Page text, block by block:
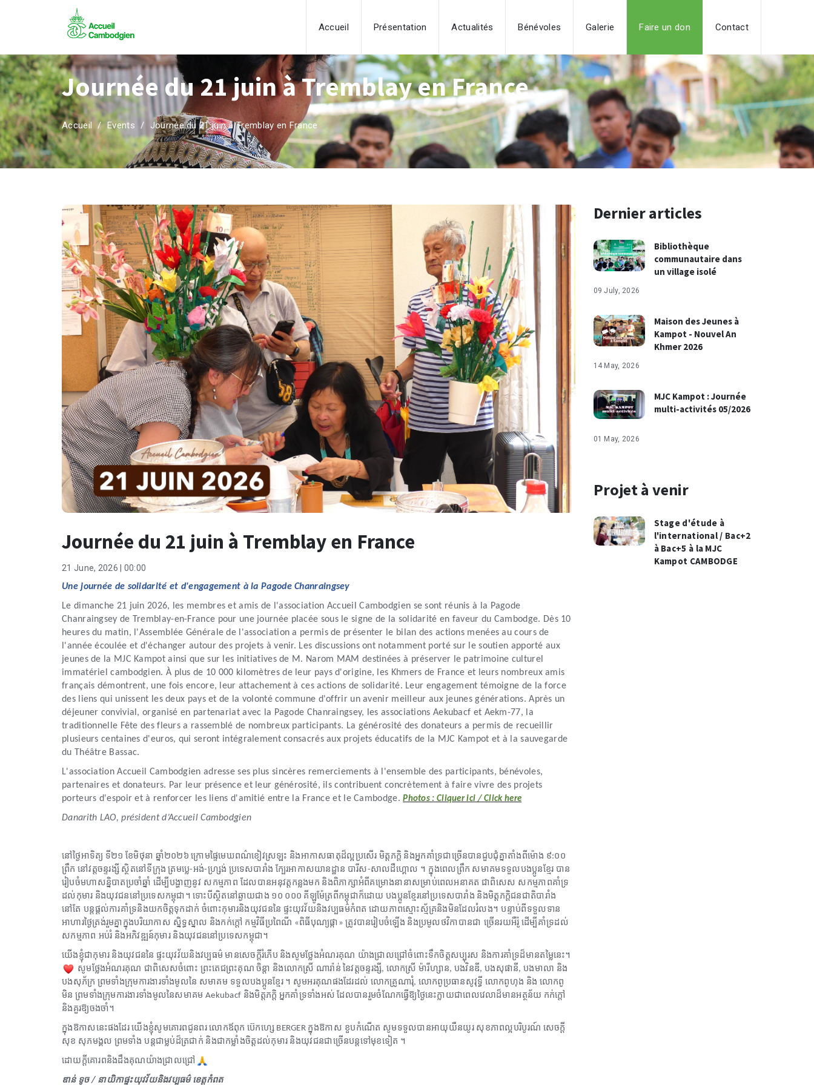
Accueil Présentation Actualités Bénévoles Galerie Faire un don Contact
Journée du 21 juin à Tremblay en France
Accueil Events Journée du 21 juin à Tremblay en France
Journée du 21 juin à Tremblay en France
21 June, 2026 | 00:00
Une journée de solidarité et d'engagement à la Pagode Chanraingsey
Le dimanche 21 juin 2026, les membres et amis de l'association Accueil Cambodgien se sont réunis à la Pagode
Chanraingsey de Tremblay-en-France pour une journée placée sous le signe de la solidarité en faveur du Cambodge. Dès 10
heures du matin, l'Assemblée Générale de l'association a permis de présenter le bilan des actions menées au cours de
l'année écoulée et d'échanger autour des projets à venir. Les discussions ont notamment porté sur le soutien apporté aux
jeunes de la MJC Kampot ainsi que sur les initiatives de M. Narom MAM destinées à préserver le patrimoine culturel
immatériel cambodgien. À plus de 10 000 kilomètres de leur pays d'origine, les Khmers de France et leurs nombreux amis
français démontrent, une fois encore, leur attachement à ces actions de solidarité. Leur engagement témoigne de la force
des liens qui unissent les deux pays et de la volonté commune d'offrir un avenir meilleur aux jeunes générations.Après un
déjeuner convivial, organisé en partenariat avec la Pagode Chanraingsey, les associations Aekubacf et Aekm-77, la
traditionnelle Fête des fleurs a rassemblé de nombreux participants. La générosité des donateurs a permis de recueillir
plusieurs centaines d'euros, qui seront intégralement consacrés aux projets éducatifs de la MJC Kampot et à la sauvegarde
du Théâtre Bassac.
L'association Accueil Cambodgien adresse ses plus sincères remerciements à l'ensemble des participants, bénévoles,
partenaires et donateurs. Par leur présence et leur générosité, ils contribuent concrètement à faire vivre des projets
porteurs d'espoir et à renforcer les liens d'amitié entre la France et le Cambodge.Photos : Cliquer ici / Click here
Danarith LAO, président d’Accueil Cambodgien
នៅថ្ងៃអាទិត្យ ទី២១ ខែមិថុនា ឆ្នាំ២០២៦ ក្រោមផ្ទៃមេឃពណ៌ខៀវស្រឡះ និងអាកាសធាតុដ៏ល្អប្រសើរ មិត្តភក្តិ និងអ្នកគាំទ្រជាច្រើនបានជួបជុំគ្នាតាំងពីម៉ោង ៩:០០
ព្រឹក នៅវត្តចន្ទរង្សី ស្ថិតនៅទីក្រុង ត្រមប្លេ-អង់-ហ្ស្រង់ ប្រទេសបារាំង ក្បែរអាកាសយានដ្ឋាន បារីស-សាលដឺហ្គោល ។ ក្នុងពេលព្រឹក សមាគមទទួលបងប្អូនខ្មែរ បាន
រៀបចំមហាសន្និបាតប្រចាំឆ្នាំ ដើម្បីបង្ហាញនូវ សកម្មភាព ដែលបានអនុវត្តកន្លងមក និងពិភាក្សាអំពីគម្រោងនានាសម្រាប់ពេលអនាគត ជាពិសេស សកម្មភាពគាំទ្រ
ដល់កុមារ និងយុវជននៅប្រទេសកម្ពុជា។ ទោះបីស្ថិតនៅឆ្ងាយជាង ១០ ០០០ គីឡូម៉ែត្រពីកម្ពុជាក៏ដោយ បងប្អូនខ្មែរនៅប្រទេសបារាំង និងមិត្តភក្តិជនជាតិបារាំង
នៅតែ បន្តផ្តល់ការគាំទ្រនិងយកចិត្តទុកដាក់ ចំពោះកុមារនិងយុវជននៃ ផ្ទះយុវវ័យនិងវប្បធម៌កំពត ដោយភាពស្មោះស្ម័គ្រនិងមិនដែលរំលង។ បន្ទាប់ពីទទួលទាន
អាហារថ្ងៃត្រង់រួមគ្នាក្នុងបរិយាកាស ស្និទ្ធស្នាល និងកក់ក្តៅ កម្មវិធីប្រពៃណី «ពិធីបុណ្យផ្កា »ត្រូវបានរៀបចំឡើង និងប្រមូលថវិកាបានជា ច្រើនរយអឺរ៉ូ ដើម្បីគាំទ្រដល់
សកម្មភាព អប់រំ និងអភិវឌ្ឍន៍កុមារ និងយុវជននៅប្រទេសកម្ពុជា។
យើងខ្ញុំជាកុមារ និងយុវជននៃ ផ្ទះយុវវ័យនិងវប្បធម៌ មានសេចក្តីរំភើប និងសូមថ្លែងអំណរគុណ យ៉ាងជ្រាលជ្រៅចំពោះទឹកចិត្តសប្បុរស និងការគាំទ្រដ៏មានតម្លៃនេះ។
សូមថ្លែងអំណរគុណ ជាពិសេសចំពោះ ព្រះតេជព្រះគុណ ចិន្តា និងលោកស្រី ណារ៉ាន់ នៃវត្តចន្ទរង្សី, លោកស្រី ម៉ារីហ្សាន, បងវិនឌី, បងសុផានី,បងមាលា និង
បងសុភ័ក្រ ព្រមទាំងក្រុមការងារទាំងមូលនៃ សមាគម ទទួលបងប្អូនខ្មែរ ។ សូមអរគុណផងដែរដល់ លោកគ្រូណារុំ, លោកពូប្រធានសូវុទ្ធី លោកពូហុង និង លោកពូ
មិន ព្រមទាំងក្រុមការងារទាំងមូលនៃសមាគម Aekubacf និងមិត្តភក្តិ អ្នកគាំទ្រទាំងអស់ ដែលបានរួមចំណែកធ្វើឱ្យថ្ងៃនេះក្លាយជាពេលវេលាដ៏មានអត្ថន័យ កក់ក្តៅ
និងគួរឱ្យចងចាំ។
ក្នុងឱកាសនេះផងដែរ យើងខ្ញុំសូមគោរពជូនពរ លោកឪពុក ប៊េកហ្សេBERGER ក្នុងឱកាស ខួបកំណើត សូមទទួលបានអាយុយឺនយូរ សុខភាពល្អបរិបូរណ៍ សេចក្តី
សុខ សុភមង្គល ព្រមទាំង បន្តជាម្លប់ដ៏ត្រជាក់ និងជាកម្លាំងចិត្តដល់កុមារ និងយុវជនជាច្រើនបន្តទៅមុខទៀត ។
ដោយក្តីគោរពនិងដឹងគុណយ៉ាងជ្រាលជ្រៅ
ឌាន់ ទូច/ នាយិកាផ្ទះយុវវ័យនិងវប្បធម៌ ខេត្តកំពត
Dernier articles
Bibliothèque
communautaire dans
un village isolé
09 July, 2026
Maison des Jeunes à
Kampot - Nouvel An
Khmer 2026
14 May, 2026
MJC Kampot : Journée
multi-activités 05/2026
01 May, 2026
Projet à venir
Stage d'étude à
l'international / Bac+2
à Bac+5 à la MJC
Kampot CAMBODGE